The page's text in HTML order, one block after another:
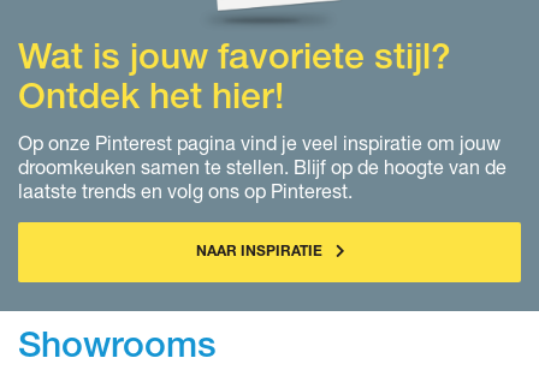
Wat is jouw favoriete stijl?
Ontdek het hier!
Op onze Pinterest pagina vind je veel inspiratie om jouw
droomkeuken samen te stellen. Blijf op de hoogte van de
laatste trends en volg ons op Pinterest.
NAAR INSPIRATIE
Showrooms